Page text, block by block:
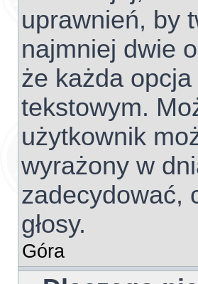
uprawnień, by
najmniej dwie
że każda
tekstowym.
użytkownik
wyrażony w
zadecydować,
głosy.
Góra